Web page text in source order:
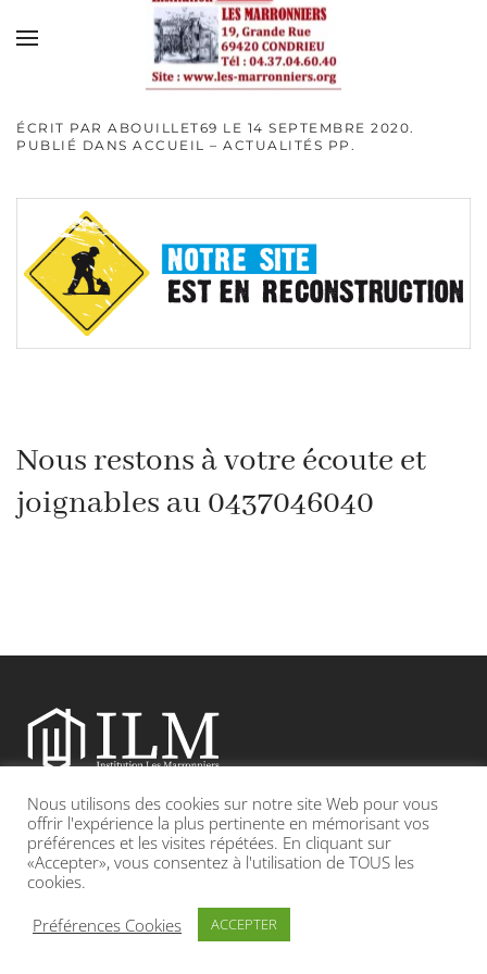
Skip to main content
ÉCRIT PAR ABOUILLET69 LE 14 SEPTEMBRE 2020.
PUBLIÉ DANS ACCUEIL – ACTUALITÉS PP .
Nous restons à votre écoute et
joignables au 0437046040
Etablissement catholique sous contrat d’association avec l’Etat
Adresse : 19, Grande rue 69420 CONDRIEU
INFOS LÉGALES POLITIQUE DE CONFIDENTIALITÉ
Nous utilisons des cookies sur notre site Web pour vous
offrir l'expérience la plus pertinente en mémorisant vos
préférences et les visites répétées. En cliquant sur
«Accepter», vous consentez à l'utilisation de TOUS les
cookies.
Préférences Cookies
ACCEPTER